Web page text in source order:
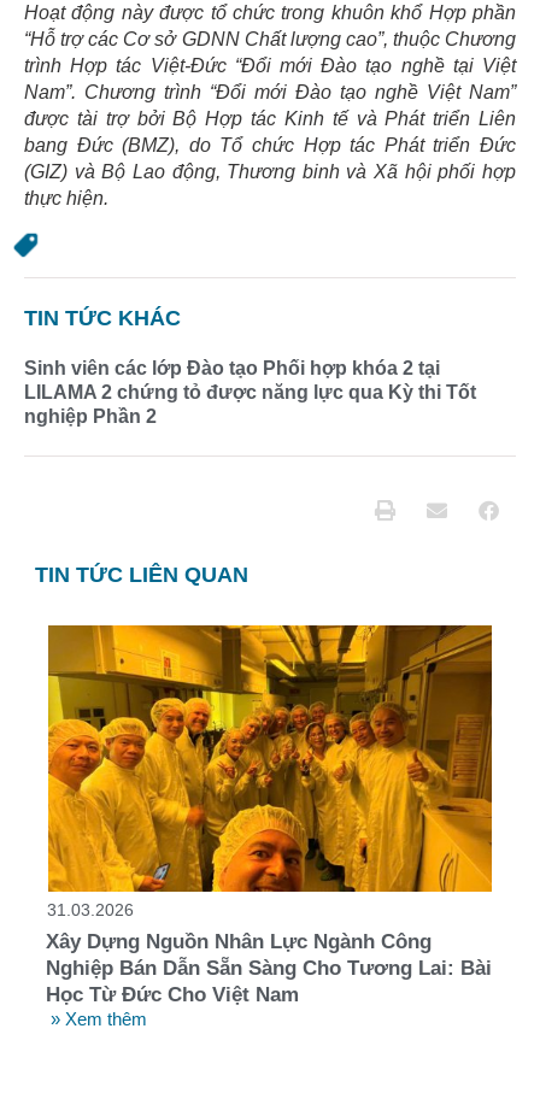
Hoạt động này được tổ chức trong khuôn khổ Hợp phần
“Hỗ trợ các Cơ sở GDNN Chất lượng cao”, thuộc Chương
trình Hợp tác Việt-Đức “Đổi mới Đào tạo nghề tại Việt
Nam”. Chương trình “Đổi mới Đào tạo nghề Việt Nam”
được tài trợ bởi Bộ Hợp tác Kinh tế và Phát triển Liên
bang Đức (BMZ), do Tổ chức Hợp tác Phát triển Đức
(GIZ) và Bộ Lao động, Thương binh và Xã hội phối hợp
thực hiện.
TIN TỨC KHÁC
Sinh viên các lớp Đào tạo Phối hợp khóa 2 tại
LILAMA 2 chứng tỏ được năng lực qua Kỳ thi Tốt
nghiệp Phần 2
TIN TỨC LIÊN QUAN
31.03.2026
Xây Dựng Nguồn Nhân Lực Ngành Công
Nghiệp Bán Dẫn Sẵn Sàng Cho Tương Lai: Bài
Học Từ Đức Cho Việt Nam
» Xem thêm